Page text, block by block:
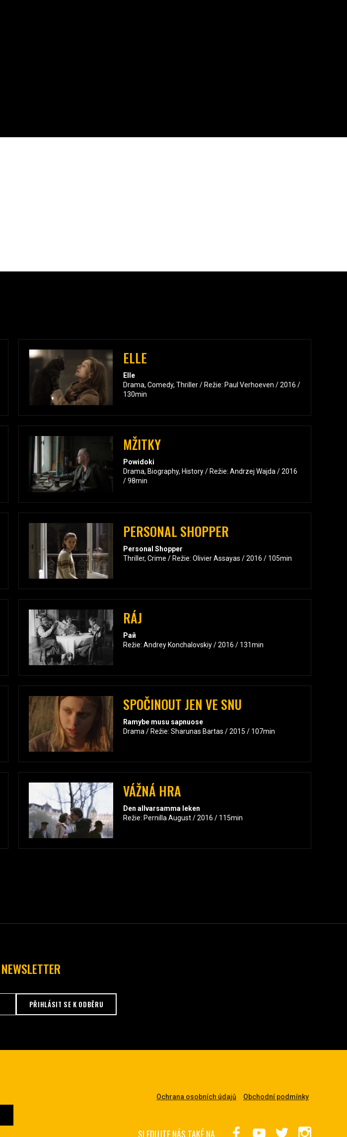
ELLE
Elle
Drama, Comedy, Thriller / Režie: Paul Verhoeven / 2016 /
130min
MŽITKY
Powidoki
Drama, Biography, History / Režie: Andrzej Wajda / 2016
/ 98min
PERSONAL SHOPPER
Personal Shopper
Thriller, Crime / Režie: Olivier Assayas / 2016 / 105min
RÁJ
Рай
Režie: Andrey Konchalovskiy / 2016 / 131min
SPOČINOUT JEN VE SNU
Ramybe musu sapnuose
Drama / Režie: Sharunas Bartas / 2015 / 107min
VÁŽNÁ HRA
Den allvarsamma leken
Režie: Pernilla August / 2016 / 115min
NEWSLETTER
PŘIHLÁSIT SE K ODBĚRU
Ochrana osobních údajů Obchodní podmínky
SLEDUJTE NÁS TAKÉ NA